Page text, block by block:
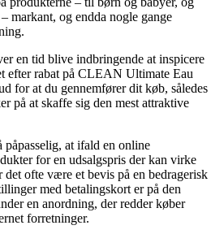
markant, og endda nogle gange
en tid blive indbringende at inspicere
efter rabat på CLEAN Ultimate Eau
for at du gennemfører dit køb, således
på at skaffe sig den mest attraktive
at ifald en online
for en udsalgspris der kan virke
ofte være et bevis på en bedragerisk
med betalingskort er på den
en anordning, der redder køber
forretninger.